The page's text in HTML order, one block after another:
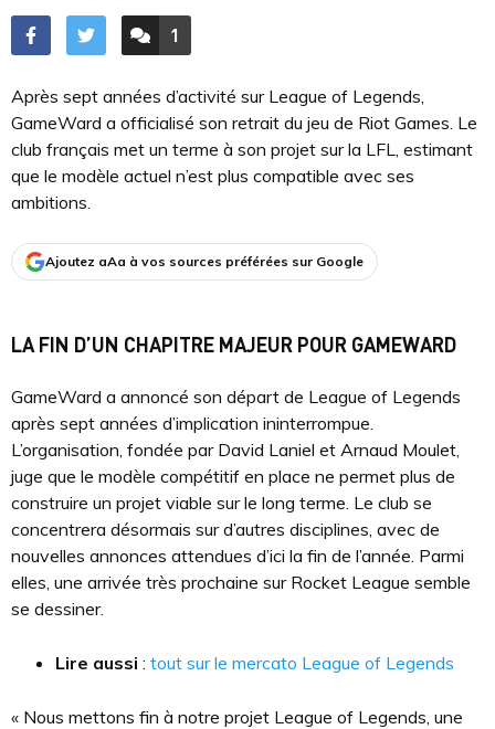
ACCÉDER AUX
1
COMMENTAIRES
Après sept années d’activité sur League of Legends,
GameWard a officialisé son retrait du jeu de Riot Games. Le
club français met un terme à son projet sur la LFL, estimant
que le modèle actuel n’est plus compatible avec ses
ambitions.
Ajoutez aAa à vos sources préférées sur Google
LA FIN D’UN CHAPITRE MAJEUR POUR GAMEWARD
GameWard a annoncé son départ de League of Legends
après sept années d’implication ininterrompue.
L’organisation, fondée par David Laniel et Arnaud Moulet,
juge que le modèle compétitif en place ne permet plus de
construire un projet viable sur le long terme. Le club se
concentrera désormais sur d’autres disciplines, avec de
nouvelles annonces attendues d’ici la fin de l’année. Parmi
elles, une arrivée très prochaine sur Rocket League semble
se dessiner.
Lire aussi : tout sur le mercato League of Legends
« Nous mettons fin à notre projet League of Legends, une